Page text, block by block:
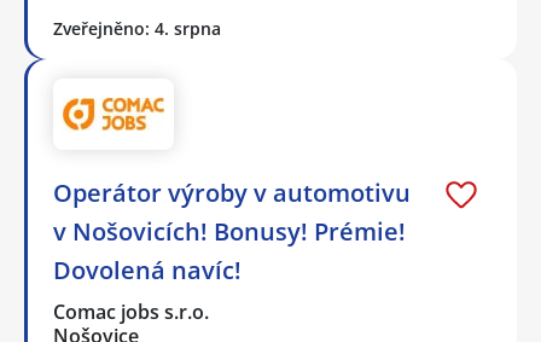
Zveřejněno: 4. srpna
Operátor výroby v automotivu
v Nošovicích! Bonusy! Prémie!
Dovolená navíc!
Comac jobs s.r.o.
Nošovice